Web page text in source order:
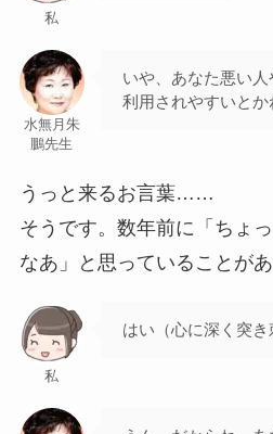
私
水無月朱
鵬先生
いや、あなた悪い
利用されやすいとか
うっと来るお言葉……
そうです。数年前に「ちょ
なあ」と思っていることがあ
私
はい（心に深く突き